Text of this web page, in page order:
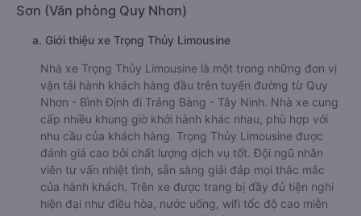
Sơn (Văn phòng Quy Nhơn)
a. Giới thiệu xe Trọng Thủy Limousine
Nhà xe Trọng Thủy Limousine là một trong những đơn vị
vận tải hành khách hàng đầu trên tuyến đường từ Quy
Nhơn - Bình Định đi Trảng Bàng - Tây Ninh. Nhà xe cung
cấp nhiều khung giờ khởi hành khác nhau, phù hợp với
nhu cầu của khách hàng. Trọng Thủy Limousine được
đánh giá cao bởi chất lượng dịch vụ tốt. Đội ngũ nhân
viên tư vấn nhiệt tình, sẵn sàng giải đáp mọi thắc mắc
của hành khách. Trên xe được trang bị đầy đủ tiện nghi
hiện đại như điều hòa, nước uống, wifi tốc độ cao miễn